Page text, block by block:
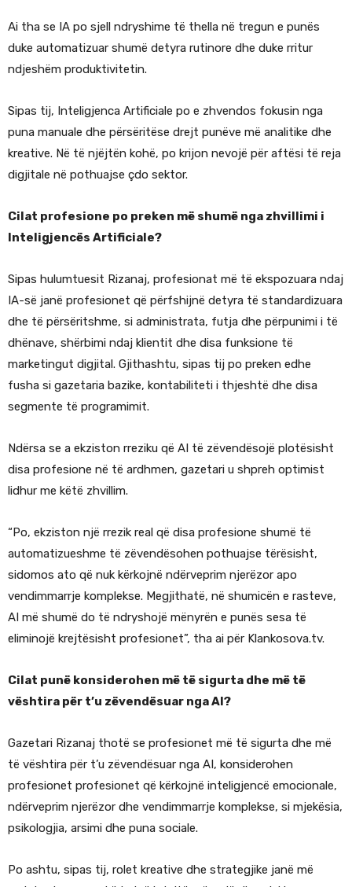
Ai tha se IA po sjell ndryshime të thella në tregun e punës
duke automatizuar shumë detyra rutinore dhe duke rritur
ndjeshëm produktivitetin.
Sipas tij, Inteligjenca Artificiale po e zhvendos fokusin nga
puna manuale dhe përsëritëse drejt punëve më analitike dhe
kreative. Në të njëjtën kohë, po krijon nevojë për aftësi të reja
digjitale në pothuajse çdo sektor.
Cilat profesione po preken më shumë nga zhvillimi i
Inteligjencës Artificiale?
Sipas hulumtuesit Rizanaj, profesionat më të ekspozuara ndaj
IA-së janë profesionet që përfshijnë detyra të standardizuara
dhe të përsëritshme, si administrata, futja dhe përpunimi i të
dhënave, shërbimi ndaj klientit dhe disa funksione të
marketingut digjital. Gjithashtu, sipas tij po preken edhe
fusha si gazetaria bazike, kontabiliteti i thjeshtë dhe disa
segmente të programimit.
Ndërsa se a ekziston rreziku që AI të zëvendësojë plotësisht
disa profesione në të ardhmen, gazetari u shpreh optimist
lidhur me këtë zhvillim.
“Po, ekziston një rrezik real që disa profesione shumë të
automatizueshme të zëvendësohen pothuajse tërësisht,
sidomos ato që nuk kërkojnë ndërveprim njerëzor apo
vendimmarrje komplekse. Megjithatë, në shumicën e rasteve,
AI më shumë do të ndryshojë mënyrën e punës sesa të
eliminojë krejtësisht profesionet”, tha ai për Klankosova.tv.
Cilat punë konsiderohen më të sigurta dhe më të
vështira për t’u zëvendësuar nga AI?
Gazetari Rizanaj thotë se profesionet më të sigurta dhe më
të vështira për t’u zëvendësuar nga AI, konsiderohen
profesionet profesionet që kërkojnë inteligjencë emocionale,
ndërveprim njerëzor dhe vendimmarrje komplekse, si mjekësia,
psikologjia, arsimi dhe puna sociale.
Po ashtu, sipas tij, rolet kreative dhe strategjike janë më